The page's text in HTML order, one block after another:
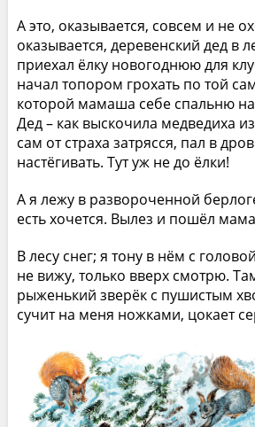
А это, оказывается, совсем и не
оказывается, деревенский дед в
приехал ёлку новогоднюю для
начал топором грохать по той
которой мамаша себе спальню
Дед – как выскочила медведиха
сам от страха затрясся, пал в
настёгивать. Тут уж не до ёлки!
А я лежу в развороченной
есть хочется. Вылез и пошёл
В лесу снег; я тону в нём с
не вижу, только вверх смотрю.
рыженький зверёк с пушистым
сучит на меня ножками, цокает